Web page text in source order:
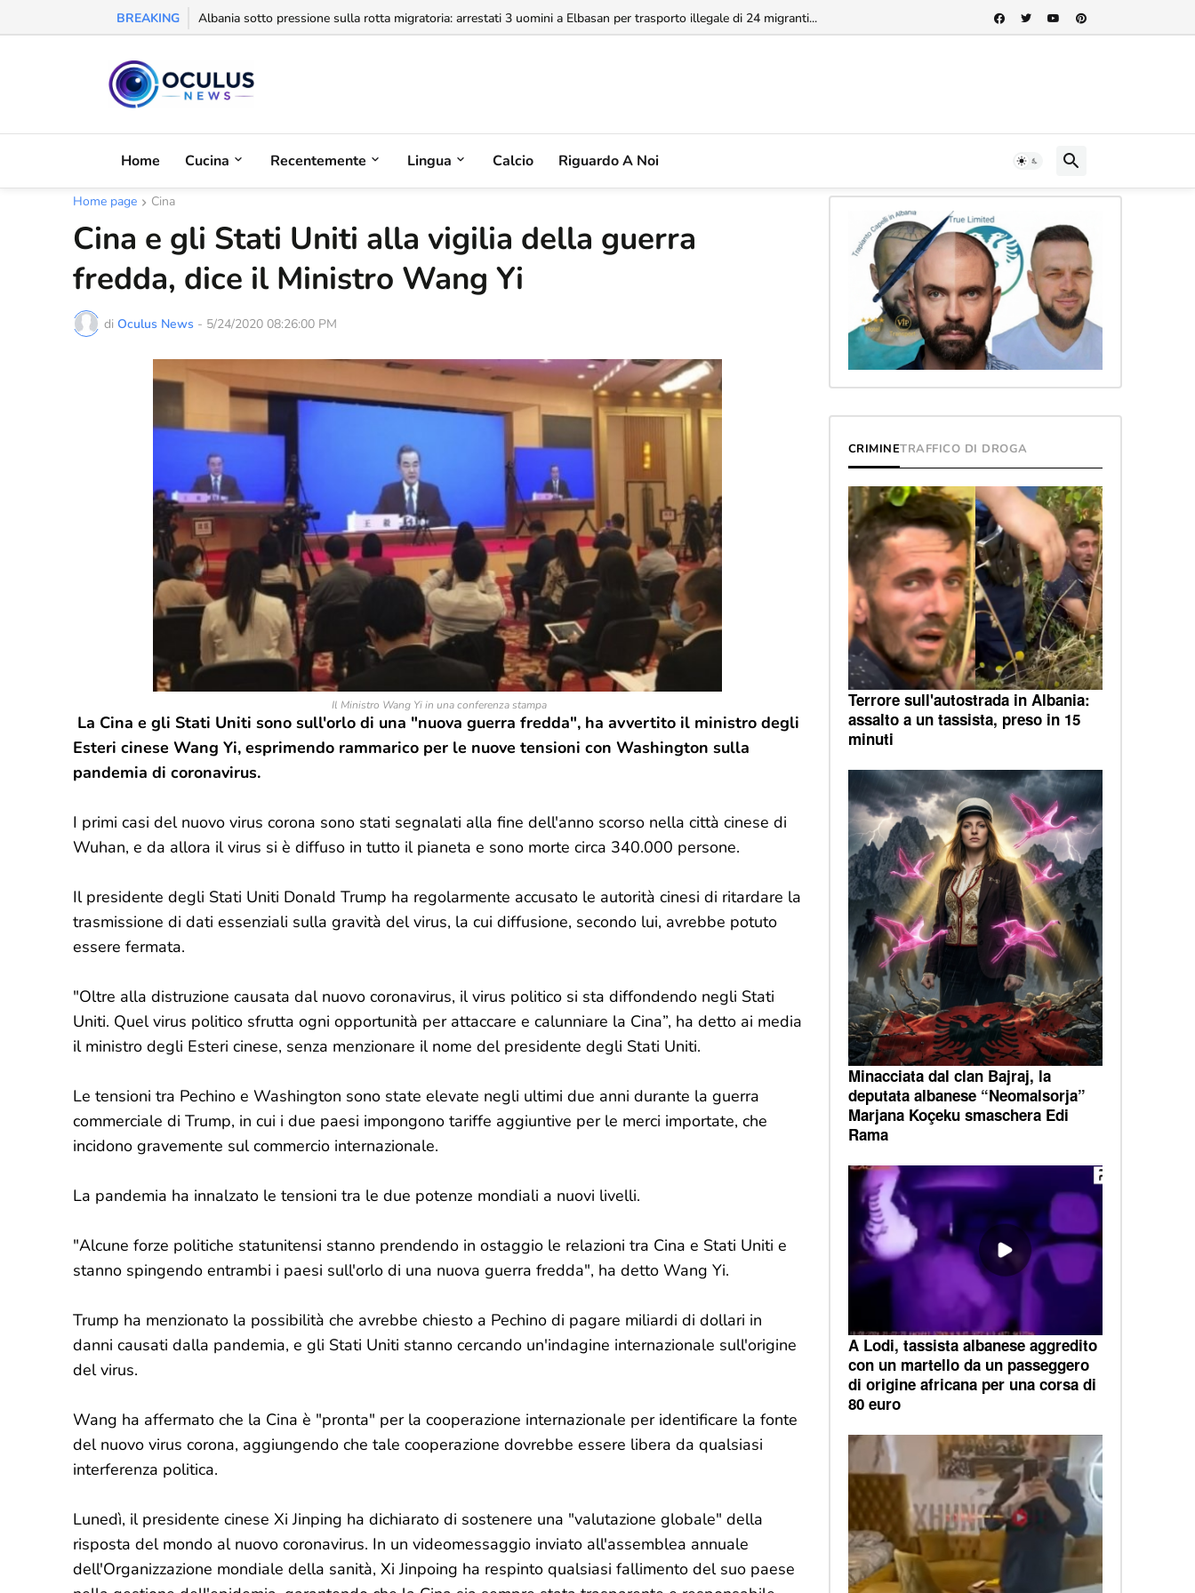
BREAKING Behgjet Pacolli: "Se sarà revocata la concessione dell'Aeroporto di Valona, MABCO ricorrerà all'arbitrato internazionale"...
Home Cucina Recentemente Lingua Calcio Riguardo A Noi
Home page Cina
Cina e gli Stati Uniti alla vigilia della guerra
fredda, dice il Ministro Wang Yi
di Oculus News - 5/24/2020 08:26:00 PM
Il Ministro Wang Yi in una conferenza stampa
La Cina e gli Stati Uniti sono sull'orlo di una "nuova guerra fredda", ha avvertito il ministro degli
Esteri cinese Wang Yi, esprimendo rammarico per le nuove tensioni con Washington sulla
pandemia di coronavirus.
I primi casi del nuovo virus corona sono stati segnalati alla fine dell'anno scorso nella città cinese di
Wuhan, e da allora il virus si è diffuso in tutto il pianeta e sono morte circa 340.000 persone.
Il presidente degli Stati Uniti Donald Trump ha regolarmente accusato le autorità cinesi di ritardare la
trasmissione di dati essenziali sulla gravità del virus, la cui diffusione, secondo lui, avrebbe potuto
essere fermata.
"Oltre alla distruzione causata dal nuovo coronavirus, il virus politico si sta diffondendo negli Stati
Uniti. Quel virus politico sfrutta ogni opportunità per attaccare e calunniare la Cina”, ha detto ai media
il ministro degli Esteri cinese, senza menzionare il nome del presidente degli Stati Uniti.
Le tensioni tra Pechino e Washington sono state elevate negli ultimi due anni durante la guerra
commerciale di Trump, in cui i due paesi impongono tariffe aggiuntive per le merci importate, che
incidono gravemente sul commercio internazionale.
La pandemia ha innalzato le tensioni tra le due potenze mondiali a nuovi livelli.
"Alcune forze politiche statunitensi stanno prendendo in ostaggio le relazioni tra Cina e Stati Uniti e
stanno spingendo entrambi i paesi sull'orlo di una nuova guerra fredda", ha detto Wang Yi.
Trump ha menzionato la possibilità che avrebbe chiesto a Pechino di pagare miliardi di dollari in
danni causati dalla pandemia, e gli Stati Uniti stanno cercando un'indagine internazionale sull'origine
del virus.
Wang ha affermato che la Cina è "pronta" per la cooperazione internazionale per identificare la fonte
del nuovo virus corona, aggiungendo che tale cooperazione dovrebbe essere libera da qualsiasi
interferenza politica.
Lunedì, il presidente cinese Xi Jinping ha dichiarato di sostenere una "valutazione globale" della
risposta del mondo al nuovo coronavirus. In un videomessaggio inviato all'assemblea annuale
dell'Organizzazione mondiale della sanità, Xi Jinpoing ha respinto qualsiasi fallimento del suo paese
CRIMINETRAFFICO DI DROGA
Terrore sull'autostrada in Albania:
assalto a un tassista, preso in 15
minuti
Minacciata dal clan Bajraj, la
deputata albanese “Neomalsorja”
Marjana Koçeku smaschera Edi
Rama
A Lodi, tassista albanese aggredito
con un martello da un passeggero
di origine africana per una corsa di
80 euro